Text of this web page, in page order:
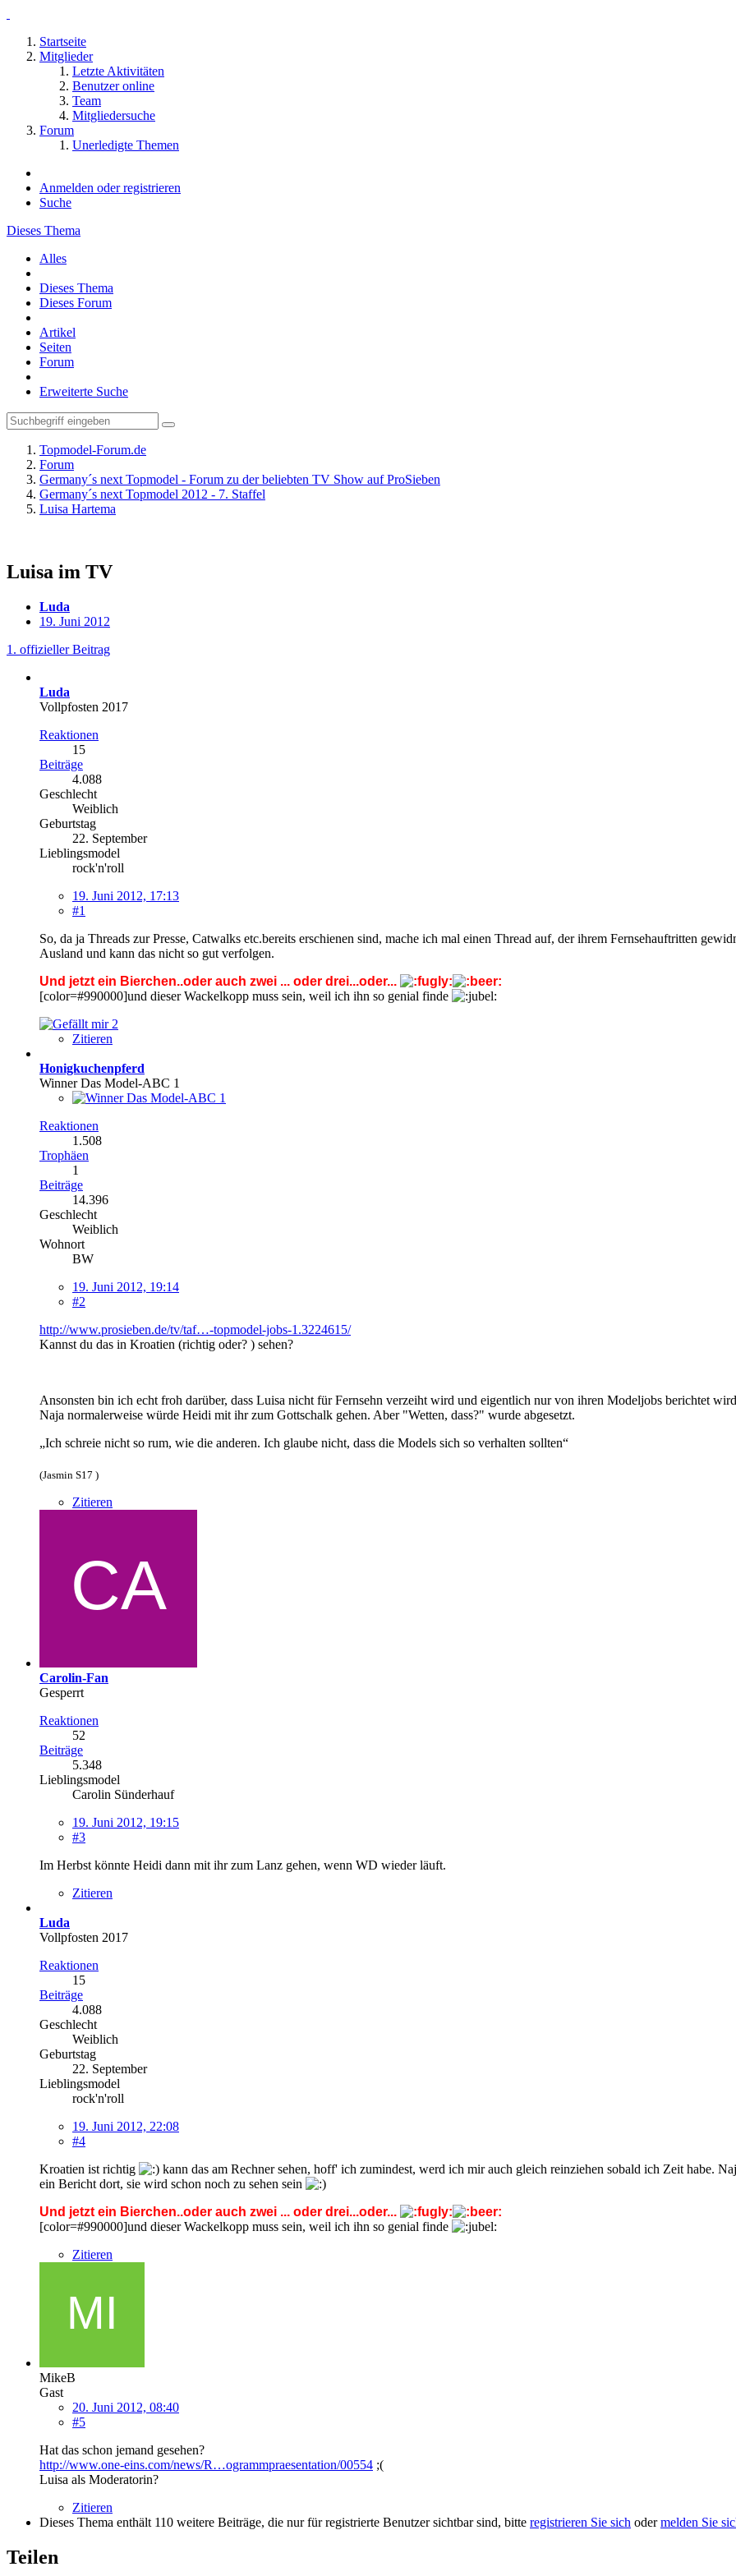
Startseite
Mitglieder
Letzte Aktivitäten
Benutzer online
Team
Mitgliedersuche
Forum
Unerledigte Themen
Anmelden oder registrieren
Suche
Dieses Thema
Alles
Dieses Thema
Dieses Forum
Artikel
Seiten
Forum
Erweiterte Suche
Topmodel-Forum.de
Forum
Germany´s next Topmodel - Forum zu der beliebten TV Show auf ProSieben
Germany´s next Topmodel 2012 - 7. Staffel
Luisa Hartema
Luisa im TV
Luda
19. Juni 2012
1. offizieller Beitrag
Luda
Vollpfosten 2017
Reaktionen
15
Beiträge
4.088
Geschlecht
Weiblich
Geburtstag
22. September
Lieblingsmodel
rock'n'roll
19. Juni 2012, 17:13
#1
So, da ja Threads zur Presse, Catwalks etc.bereits erschienen sind, mache ich mal einen Thread auf, der ihrem Fernsehauftritten
Ausland und kann das nicht so gut verfolgen.
Und jetzt ein Bierchen..oder auch zwei ... oder drei...oder...
[color=#990000]und dieser Wackelkopp muss sein, weil ich ihn so genial finde
2
Zitieren
Honigkuchenpferd
Winner Das Model-ABC 1
Reaktionen
1.508
Trophäen
1
Beiträge
14.396
Geschlecht
Weiblich
Wohnort
BW
19. Juni 2012, 19:14
#2
http://www.prosieben.de/tv/taf…-topmodel-jobs-1.3224615/
Kannst du das in Kroatien (richtig oder? ) sehen?
Ansonsten bin ich echt froh darüber, dass Luisa nicht für Fernsehn verzeiht wird und eigentlich nur von ihren Modeljobs berichtet
Naja normalerweise würde Heidi mit ihr zum Gottschalk gehen. Aber "Wetten, dass?" wurde abgesetzt.
„Ich schreie nicht so rum, wie die anderen. Ich glaube nicht, dass die Models sich so verhalten sollten“
(Jasmin S17 )
Zitieren
Carolin-Fan
Gesperrt
Reaktionen
52
Beiträge
5.348
Lieblingsmodel
Carolin Sünderhauf
19. Juni 2012, 19:15
#3
Im Herbst könnte Heidi dann mit ihr zum Lanz gehen, wenn WD wieder läuft.
Zitieren
Luda
Vollpfosten 2017
Reaktionen
15
Beiträge
4.088
Geschlecht
Weiblich
Geburtstag
22. September
Lieblingsmodel
rock'n'roll
19. Juni 2012, 22:08
#4
Kroatien ist richtig
kann das am Rechner sehen, hoff' ich zumindest, werd ich mir auch gleich reinziehen sobald ich Zeit habe.
ein Bericht dort, sie wird schon noch zu sehen sein
Und jetzt ein Bierchen..oder auch zwei ... oder drei...oder...
[color=#990000]und dieser Wackelkopp muss sein, weil ich ihn so genial finde
Zitieren
MikeB
Gast
20. Juni 2012, 08:40
#5
Hat das schon jemand gesehen?
http://www.one-eins.com/news/R…ogrammpraesentation/00554 ;(
Luisa als Moderatorin?
Zitieren
Dieses Thema enthält 110 weitere Beiträge, die nur für registrierte Benutzer sichtbar sind, bitte registrieren Sie sich odermelden Sie
Teilen